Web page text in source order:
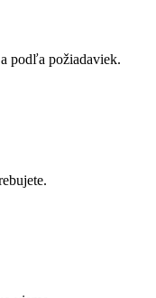
podľa požiadaviek.